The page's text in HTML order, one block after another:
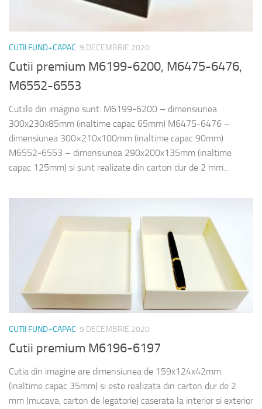
CUTII FUND+CAPAC 9 DECEMBRIE 2020
Cutii premium M6199-6200, M6475-6476,
M6552-6553
Cutiile din imagine sunt: M6199-6200 – dimensiunea
300x230x85mm (inaltime capac 65mm) M6475-6476 –
dimensiunea 300×210x100mm (inaltime capac 90mm)
M6552-6553 – dimensiunea 290x200x135mm (inaltime
capac 125mm) si sunt realizate din carton dur de 2 mm...
CUTII FUND+CAPAC 9 DECEMBRIE 2020
Cutii premium M6196-6197
Cutia din imagine are dimensiunea de 159x124x42mm
(inaltime capac 35mm) si este realizata din carton dur de 2
mm (mucava, carton de legatorie) caserata la interior si exterior